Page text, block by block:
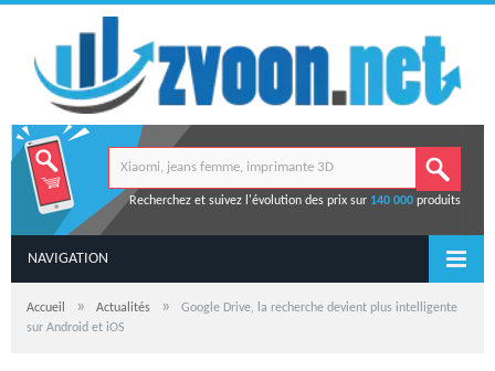
Recherchez et suivez l'évolution des prix sur 140 000produits
NAVIGATION
Accueil » Actualités »
Google Drive, la recherche devient plus intelligente
sur Android et iOS